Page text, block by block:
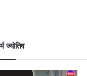
ज्योतिष